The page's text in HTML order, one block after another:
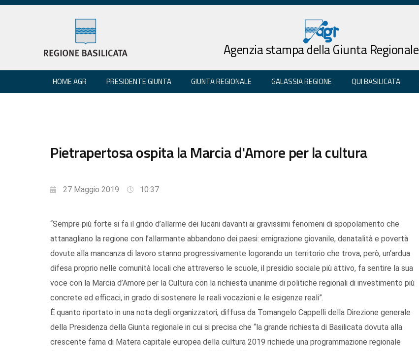
Agenzia stampa della Giunta Regionale
HOME AGR PRESIDENTE GIUNTA GIUNTA REGIONALE GALASSIA REGIONE QUI BASILICATA
Pietrapertosa ospita la Marcia d'Amore per la cultura
27 Maggio 2019 10:37
“Sempre più forte si fa il grido d’allarme dei lucani davanti ai gravissimi fenomeni di spopolamento che
attanagliano la regione con l’allarmante abbandono dei paesi: emigrazione giovanile, denatalità e povertà
dovute alla mancanza di lavoro stanno progressivamente logorando un territorio che trova, però, un’ardua
difesa proprio nelle comunità locali che attraverso le scuole, il presidio sociale più attivo, fa sentire la sua
voce con la Marcia d’Amore per la Cultura con la richiesta unanime di politiche regionali di investimento più
concrete ed efficaci, in grado di sostenere le reali vocazioni e le esigenze reali”.
È quanto riportato in una nota degli organizzatori, diffusa da Tomangelo Cappelli della Direzione generale
della Presidenza della Giunta regionale in cui si precisa che “la grande richiesta di Basilicata dovuta alla
crescente fama di Matera capitale europea della cultura 2019 richiede una programmazione regionale